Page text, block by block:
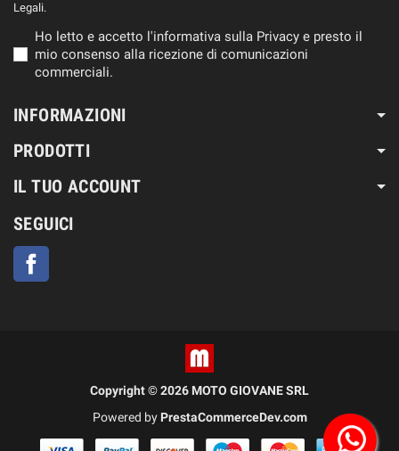
Legali.
Ho letto e accetto l'informativa sulla Privacy e presto il
mio consenso alla ricezione di comunicazioni
commerciali.
INFORMAZIONI
PRODOTTI
IL TUO ACCOUNT
SEGUICI
Copyright © 2026 MOTO GIOVANE SRL
Powered by PrestaCommerceDev.com